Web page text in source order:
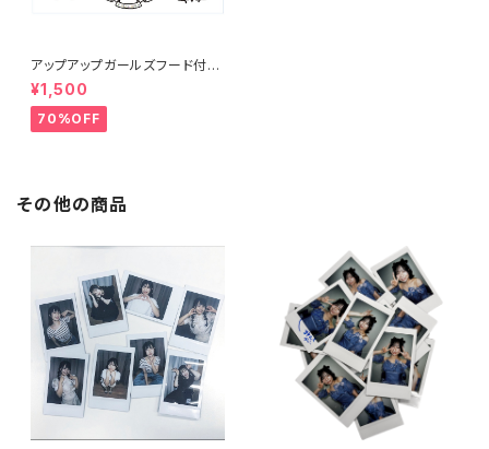
アップアップガールズフード付き
タオル
¥1,500
70%OFF
その他の商品